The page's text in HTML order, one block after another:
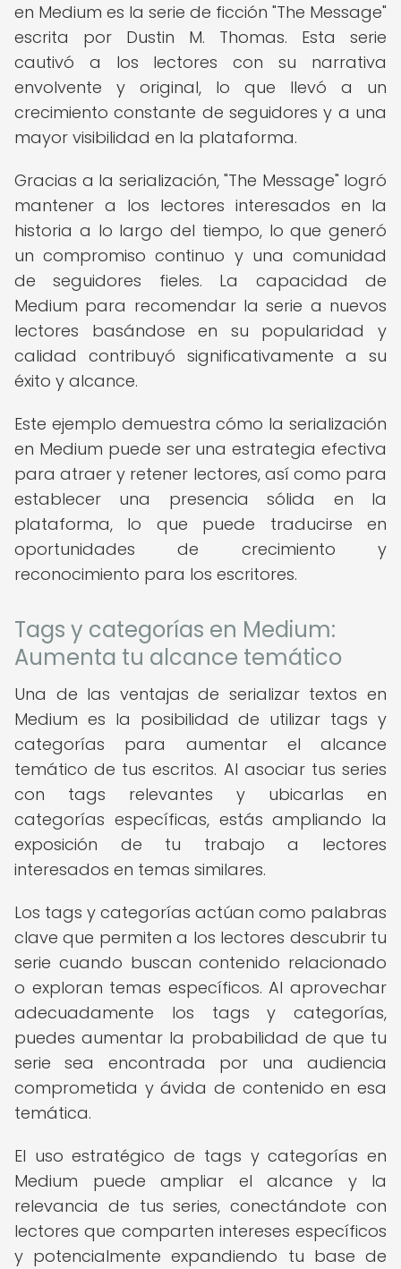
en Medium es la serie de ficción "The Message"
escrita por Dustin M. Thomas. Esta serie
cautivó a los lectores con su narrativa
envolvente y original, lo que llevó a un
crecimiento constante de seguidores y a una
mayor visibilidad en la plataforma.
Gracias a la serialización, "The Message" logró
mantener a los lectores interesados en la
historia a lo largo del tiempo, lo que generó
un compromiso continuo y una comunidad
de seguidores fieles. La capacidad de
Medium para recomendar la serie a nuevos
lectores basándose en su popularidad y
calidad contribuyó significativamente a su
éxito y alcance.
Este ejemplo demuestra cómo la serialización
en Medium puede ser una estrategia efectiva
para atraer y retener lectores, así como para
establecer una presencia sólida en la
plataforma, lo que puede traducirse en
oportunidades de crecimiento y
reconocimiento para los escritores.
Tags y categorías en Medium:
Aumenta tu alcance temático
Una de las ventajas de serializar textos en
Medium es la posibilidad de utilizar tags y
categorías para aumentar el alcance
temático de tus escritos. Al asociar tus series
con tags relevantes y ubicarlas en
categorías específicas, estás ampliando la
exposición de tu trabajo a lectores
interesados en temas similares.
Los tags y categorías actúan como palabras
clave que permiten a los lectores descubrir tu
serie cuando buscan contenido relacionado
o exploran temas específicos. Al aprovechar
adecuadamente los tags y categorías,
puedes aumentar la probabilidad de que tu
serie sea encontrada por una audiencia
comprometida y ávida de contenido en esa
temática.
El uso estratégico de tags y categorías en
Medium puede ampliar el alcance y la
relevancia de tus series, conectándote con
lectores que comparten intereses específicos
y potencialmente expandiendo tu base de